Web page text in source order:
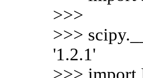
>>>
>>>
'1.2.1'
>>> import